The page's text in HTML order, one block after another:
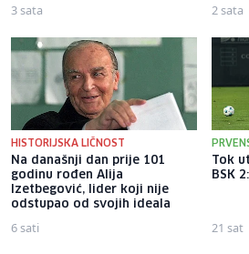
3 sata 2 sata
HISTORIJSKA LIČNOST
Na današnji dan prije 101
godinu rođen Alija
Izetbegović, lider koji nije
odstupao od svojih ideala
6 sati
Tok
BSK
21 sat